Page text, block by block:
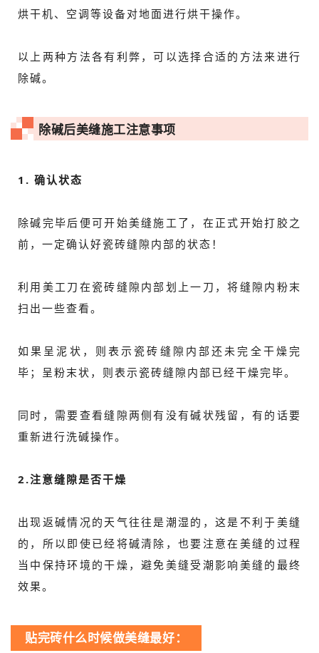
烘干机、空调等设备对地面进行烘干操作。
以上两种方法各有利弊，可以选择合适的方法来进行
除碱。
除碱后美缝施工注意事项
1. 确认状态
除碱完毕后便可开始美缝施工了，在正式开始打胶之
前，一定确认好瓷砖缝隙内部的状态！
利用美工刀在瓷砖缝隙内部划上一刀，将缝隙内粉末
扫出一些查看。
如果呈泥状，则表示瓷砖缝隙内部还未完全干燥完
毕；呈粉末状，则表示瓷砖缝隙内部已经干燥完毕。
同时，需要查看缝隙两侧有没有碱状残留，有的话要
重新进行洗碱操作。
2.注意缝隙是否干燥
出现返碱情况的天气往往是潮湿的，这是不利于美缝
的，所以即使已经将碱清除，也要注意在美缝的过程
当中保持环境的干燥，避免美缝受潮影响美缝的最终
效果。
贴完砖什么时候做美缝最好：